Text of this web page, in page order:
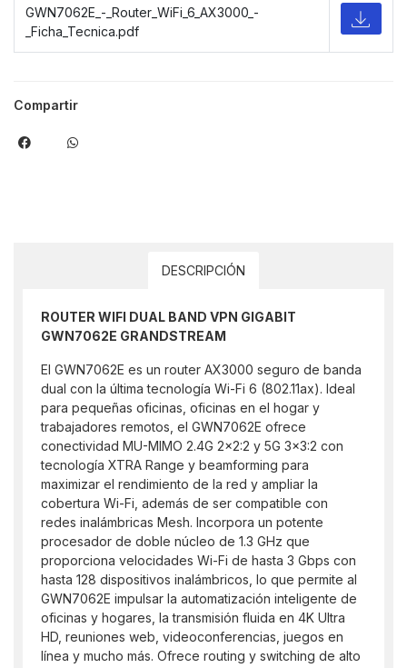
GWN7062E_-_Router_WiFi_6_AX3000_-
_Ficha_Tecnica.pdf
Compartir
DESCRIPCIÓN
ROUTER WIFI DUAL BAND VPN GIGABIT
GWN7062E GRANDSTREAM
El GWN7062E es un router AX3000 seguro de banda
dual con la última tecnología Wi-Fi 6 (802.11ax). Ideal
para pequeñas oficinas, oficinas en el hogar y
trabajadores remotos, el GWN7062E ofrece
conectividad MU-MIMO 2.4G 2×2:2 y 5G 3x3:2 con
tecnología XTRA Range y beamforming para
maximizar el rendimiento de la red y ampliar la
cobertura Wi-Fi, además de ser compatible con
redes inalámbricas Mesh. Incorpora un potente
procesador de doble núcleo de 1.3 GHz que
proporciona velocidades Wi-Fi de hasta 3 Gbps con
hasta 128 dispositivos inalámbricos, lo que permite al
GWN7062E impulsar la automatización inteligente de
oficinas y hogares, la transmisión fluida en 4K Ultra
HD, reuniones web, videoconferencias, juegos en
línea y mucho más. Ofrece routing y switching de alto